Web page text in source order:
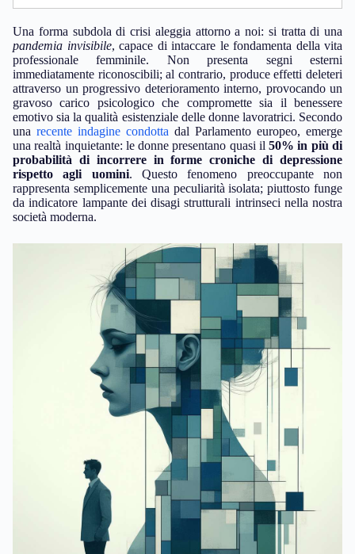
Una forma subdola di crisi aleggia attorno a noi: si tratta di una
pandemia invisibile, capace di intaccare le fondamenta della vita
professionale femminile. Non presenta segni esterni
immediatamente riconoscibili; al contrario, produce effetti deleteri
attraverso un progressivo deterioramento interno, provocando un
gravoso carico psicologico che compromette sia il benessere
emotivo sia la qualità esistenziale delle donne lavoratrici. Secondo
una recente indagine condotta dal Parlamento europeo, emerge
una realtà inquietante: le donne presentano quasi il50% in più di
probabilità di incorrere in forme croniche di depressione
rispetto agli uomini. Questo fenomeno preoccupante non
rappresenta semplicemente una peculiarità isolata; piuttosto funge
da indicatore lampante dei disagi strutturali intrinseci nella nostra
società moderna.